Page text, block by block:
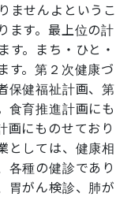
ませんよというこ
ます。最上位の計
す。まち・ひと・
す。第２次健康づ
保健福祉計画、第
食育推進計画にも
画にものせており
としては、健康相
各種の健診であり
胃がん検診、肺が